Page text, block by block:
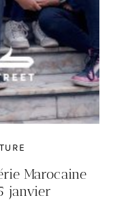
Marocaine
janvier